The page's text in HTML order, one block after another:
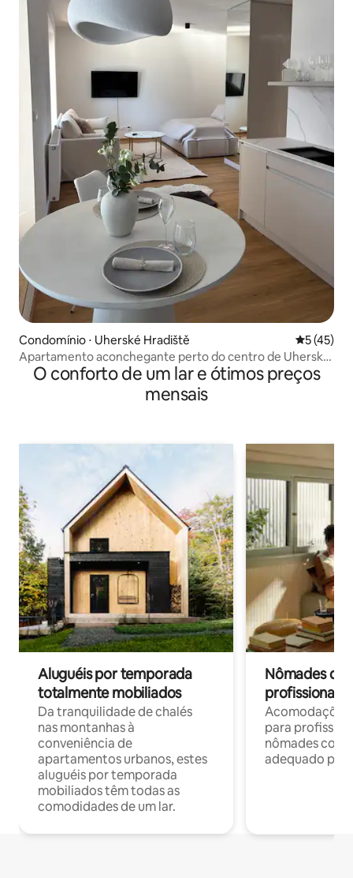
Condomínio ⋅ Uherské Hradiště 5 de uma
5 (45)
Apartamento aconchegante perto do centro de Uherské
Hradiště
O conforto de um lar e ótimos preços
mensais
Aluguéis por temporada
totalmente mobiliados
Da tranquilidade de chalés
nas montanhas à
conveniência de
apartamentos urbanos, estes
aluguéis por temporada
mobiliados têm todas as
comodidades de um lar.
Nômades
profissionais
para
nômades com
adequado